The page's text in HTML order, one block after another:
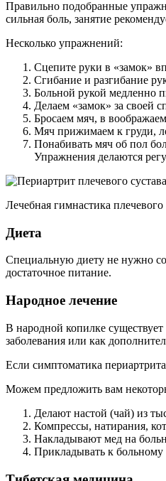
Правильно подобранные
сильная боль, занятие
Несколько упражнений:
Сцепите руки в «замок»
Сгибание и разгибание
Больной рукой медленно
Делаем «замок» за своей
Бросаем мяч, в
Мяч прижимаем к груди,
Понабивать мяч об пол
Упражнения делаются
Лечебная гимнастика плечевого
Диета
Специальную диету не нужно
достаточное питание.
Народное лечение
В народной копилке
заболевания или как
Если симптоматика
Можем предложить вам
Делают настой (чай) из
Компрессы, натирания,
Накладывают мед на
Прикладывать к больному